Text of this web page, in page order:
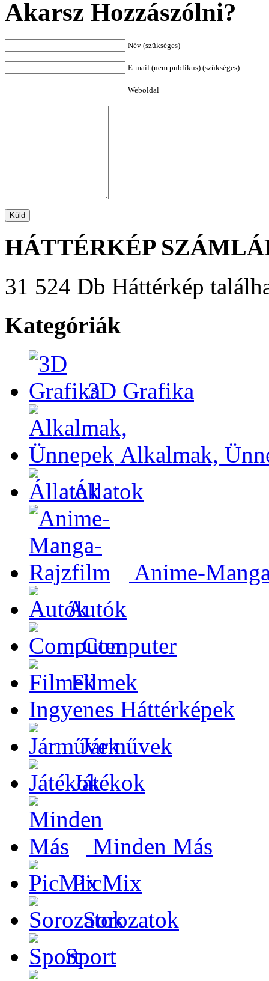
Akarsz Hozzászólni?
Név (szükséges)
E-mail (nem publikus) (szükséges)
Weboldal
HÁTTÉRKÉP
31 524 Db Háttérkép
Kategóriák
3D Grafika
Alkalmak,
Állatok
Anime-
Autók
Computer
Filmek
Ingyenes Háttérképek
Járművek
Játékok
Minden Más
PicMix
Sorozatok
Sport